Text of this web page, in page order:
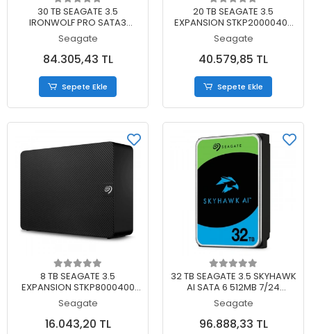
Sepete Ekle
30 TB SEAGATE 3.5
IRONWOLF PRO SATA3
7200RPM 256MB
ST30000NT011 (5 YIL RESMI
DIST GARANTILI)
Seagate
84.305,43 TL
Sepete Ekle
Sepete Ekle
20 TB SEAGATE 3.5
EXPANSION STKP20000400
TAŞINABİLİR DİSK
Seagate
40.579,85 TL
Sepete Ekle
Sepete Ekle
8 TB SEAGATE 3.5
EXPANSION STKP8000400
TAŞINABİLİR DİSK
Seagate
16.043,20 TL
Sepete Ekle
32 TB SEAGATE 3.5 SKYHAWK
AI SATA 6 512MB 7/24
GUVENLIK ST32000VE000 (5
YIL RESMI DIST GARANTILI)
Seagate
96.888,33 TL